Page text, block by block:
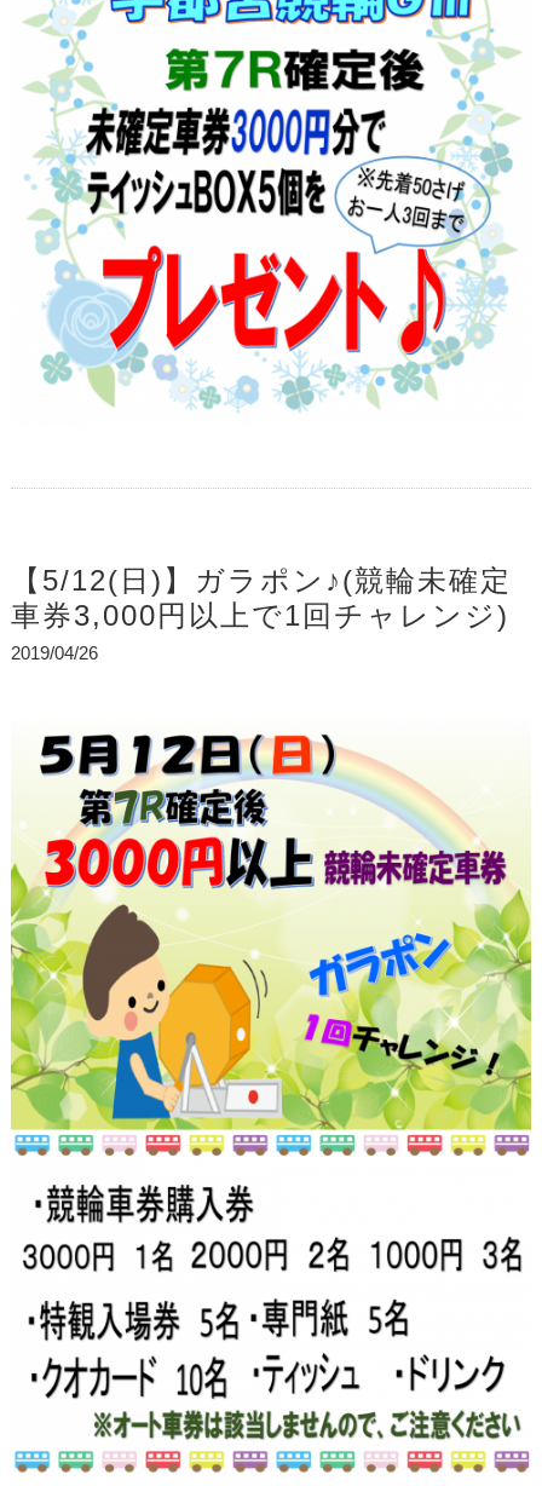
【5/12(日)】ガラポン♪(競輪未確定
車券3,000円以上で1回チャレンジ)
2019/04/26